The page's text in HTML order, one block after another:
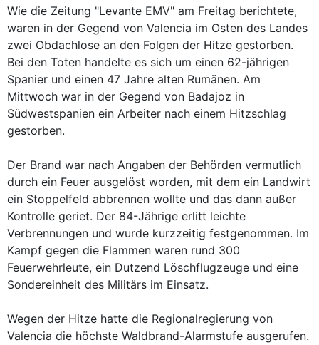
Wie die Zeitung "Levante EMV" am Freitag berichtete,
waren in der Gegend von Valencia im Osten des Landes
zwei Obdachlose an den Folgen der Hitze gestorben.
Bei den Toten handelte es sich um einen 62-jährigen
Spanier und einen 47 Jahre alten Rumänen. Am
Mittwoch war in der Gegend von Badajoz in
Südwestspanien ein Arbeiter nach einem Hitzschlag
gestorben.
Der Brand war nach Angaben der Behörden vermutlich
durch ein Feuer ausgelöst worden, mit dem ein Landwirt
ein Stoppelfeld abbrennen wollte und das dann außer
Kontrolle geriet. Der 84-Jährige erlitt leichte
Verbrennungen und wurde kurzzeitig festgenommen. Im
Kampf gegen die Flammen waren rund 300
Feuerwehrleute, ein Dutzend Löschflugzeuge und eine
Sondereinheit des Militärs im Einsatz.
Wegen der Hitze hatte die Regionalregierung von
Valencia die höchste Waldbrand-Alarmstufe ausgerufen.